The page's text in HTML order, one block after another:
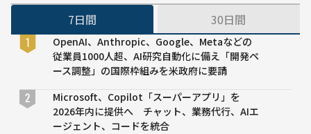
モデ
生ま
7日間 30日間
OpenAI、Anthropic、Google、Metaなどの
従業員1000人超、AI研究自動化に備え「開発ペ
ース調整」の国際枠組みを米政府に要請
Microsoft、Copilot「スーパーアプリ」を
2026年内に提供へ チャット、業務代行、AIエ
ージェント、コードを統合